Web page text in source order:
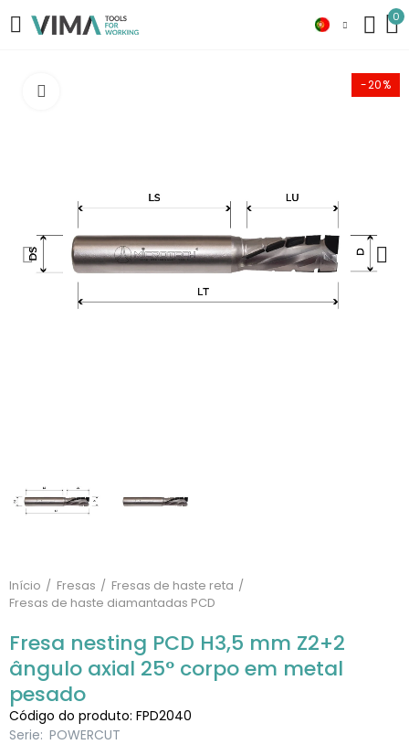
0
-20%
Início Fresas
Fresas de haste reta
Fresas de haste diamantadas PCD
Fresa nesting PCD H3,5 mm Z2+2
ângulo axial 25° corpo em metal
pesado
Código do produto: FPD2040
Serie: POWERCUT